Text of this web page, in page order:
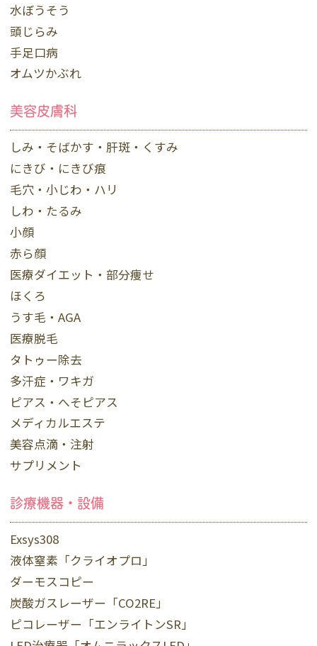
水ぼうそう
頭じらみ
手足口病
オムツかぶれ
美容皮膚科
しみ・そばかす・肝斑・くすみ
にきび・にきび痕
毛穴・小じわ・ハリ
しわ・たるみ
小顔
赤ら顔
医療ダイエット・部分痩せ
ほくろ
うす毛・AGA
医療脱毛
タトゥー除去
多汗症・ワキガ
ピアス・へそピアス
メディカルエステ
美容点滴・注射
サプリメント
診療機器・設備
Exsys308
液体窒素「クライオプロ」
ダーモスコピー
炭酸ガスレーザー「CO2RE」
ピコレーザー「エンライトンSR」